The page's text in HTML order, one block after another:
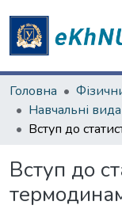
Головна
Вступ до